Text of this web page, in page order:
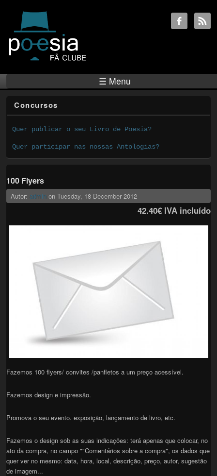
☰ Menu
Concursos
Quer publicar o seu Livro de Poesia?
Quer participar nas nossas Antologias?
100 Flyers
Autor:admin onTuesday, 18 December 2012
42.40€IVA incluído
Fazemos 100 flyers/ convites /panfletos a um preço acessível.
Fazemos design e impressão.
Promova o seu evento. exposição, lançamento de livro, etc.
Fazemos o design sob as suas indicações: terá apenas que colocar, no
ato da compra, no campo ""Comentários sobre a compra", os dados que
quer ver no mesmo: data, hora, local, descrição, preço, autor, sugestão
de imagem...